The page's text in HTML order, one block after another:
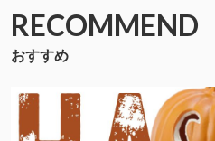
RECOMMEND
おすすめ